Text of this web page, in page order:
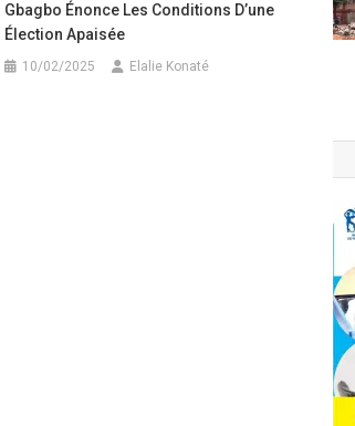
Gbagbo Énonce Les Conditions D’une
Élection Apaisée
10/02/2025 Elalie Konaté